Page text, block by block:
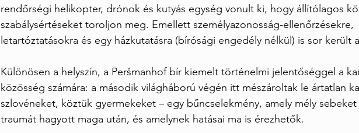
rendőrségi helikopter, drónok és kutyás egység vonult ki, hogy állítólagos
szabálysértéseket toroljon meg. Emellett személyazonosság-ellenőrzésekre,
letartóztatásokra és egy házkutatásra (bírósági engedély nélkül) is sor került
Különösen a helyszín, a Peršmanhof bír kiemelt történelmi jelentőséggel a
közösség számára: a második világháború végén itt mészároltak le ártatlan
szlovéneket, köztük gyermekeket – egy bűncselekmény, amely mély
traumát hagyott maga után, és amelynek hatásai ma is érezhetők.